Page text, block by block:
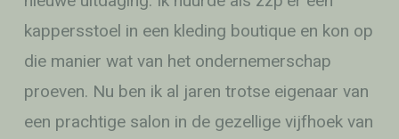
kappersstoel in een kleding boutique en kon op
die manier wat van het ondernemerschap
proeven. Nu ben ik al jaren trotse eigenaar van
een prachtige salon in de gezellige vijfhoek van